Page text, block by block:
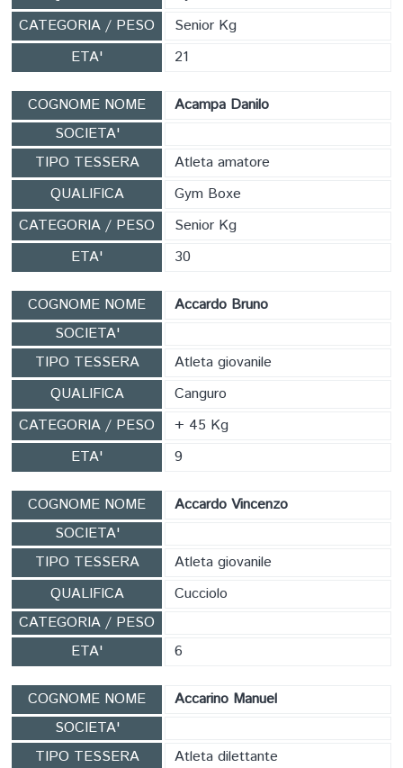
CATEGORIA / PESO
Senior Kg
ETA'
21
COGNOME NOME
Acampa Danilo
SOCIETA'
TIPO TESSERA
Atleta amatore
QUALIFICA
Gym Boxe
CATEGORIA / PESO
Senior Kg
ETA'
30
COGNOME NOME
Accardo Bruno
SOCIETA'
TIPO TESSERA
Atleta giovanile
QUALIFICA
Canguro
CATEGORIA / PESO
+ 45 Kg
ETA'
9
COGNOME NOME
Accardo Vincenzo
SOCIETA'
TIPO TESSERA
Atleta giovanile
QUALIFICA
Cucciolo
CATEGORIA / PESO
ETA'
6
COGNOME NOME
Accarino Manuel
SOCIETA'
TIPO TESSERA
Atleta dilettante